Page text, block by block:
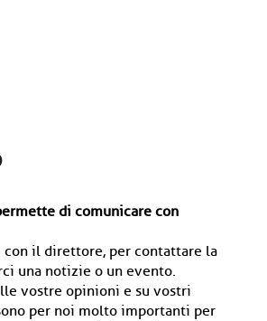
di comunicare con
il direttore, per contattare la
una notizie o un evento.
vostre opinioni e su vostri
per noi molto importanti per